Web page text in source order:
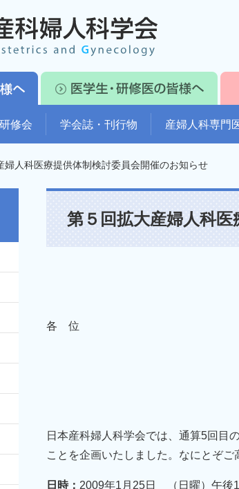
修会 学会誌・刊行物 産婦人科専門
婦人科医療提供体制検討委員会開催のお知らせ
第５回拡大産婦人科
各 位
日本産科婦人科学会では、通算5回目
ことを企画いたしました。なにとぞご
日時： 2009年1月25日 （日曜）午後